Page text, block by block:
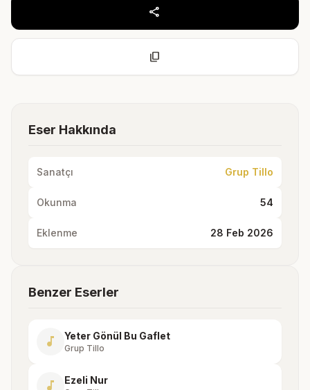
share
content_copy
Eser Hakkında
Sanatçı Grup Tillo
Okunma 54
Eklenme 28 Feb 2026
Benzer Eserler
music_note Yeter Gönül Bu Gaflet
Grup Tillo
music_note Ezeli Nur